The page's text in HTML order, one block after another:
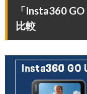
「Insta360
比較